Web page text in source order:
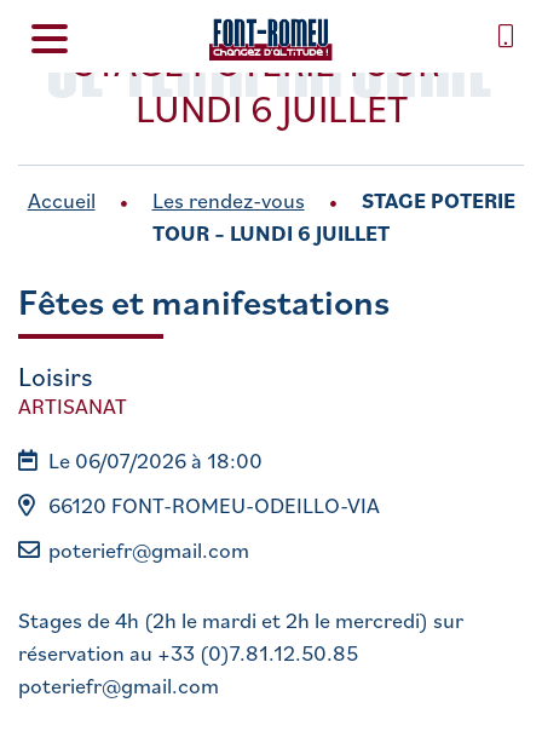
SE TENIR INFORMÉ
STAGE POTERIE TOUR –
LUNDI 6 JUILLET
Accueil Les rendez-vous
STAGE POTERIE
TOUR – LUNDI 6 JUILLET
Fêtes et manifestations
Loisirs
ARTISANAT
Le 06/07/2026 à 18:00
66120 FONT-ROMEU-ODEILLO-VIA
poteriefr@gmail.com
Stages de 4h (2h le mardi et 2h le mercredi) sur
réservation au +33 (0)7.81.12.50.85
poteriefr@gmail.com